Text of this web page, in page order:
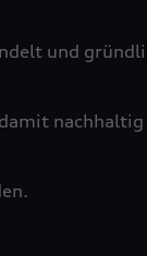
und
nachhaltig